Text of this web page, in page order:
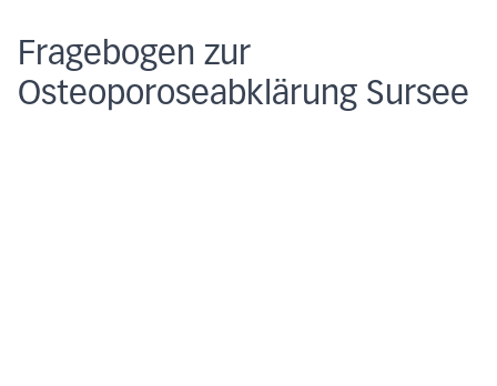
Fragebogen zur
Osteoporoseabklärung Sursee